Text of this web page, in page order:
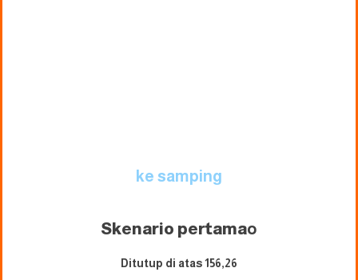
ke samping
Skenario pertamao
Ditutup di atas 156,26